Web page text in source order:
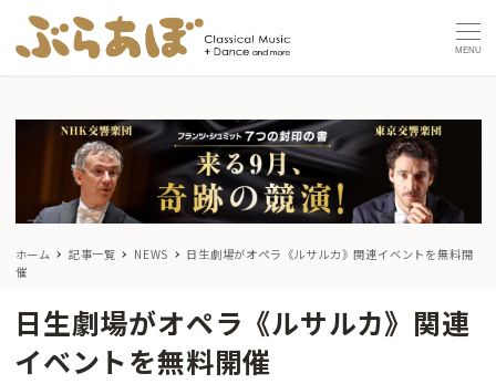
MENU
ホーム 記事一覧 NEWS
日生劇場がオペラ《ルサルカ》関連イベントを無料開
催
日生劇場がオペラ《ルサルカ》関連
イベントを無料開催